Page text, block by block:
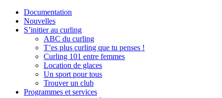
Documentation
Nouvelles
S’initier au curling
ABC du curling
T’es plus curling que tu penses !
Curling 101 entre femmes
Location de glaces
Un sport pour tous
Trouver un club
Programmes et services